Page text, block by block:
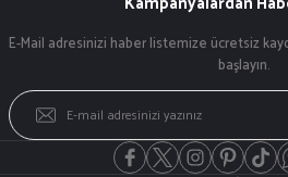
E-Mail adresinizi haber listemize ücretsiz
başlayın.